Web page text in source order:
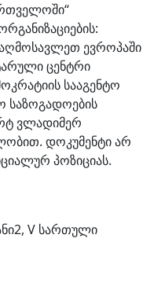
აღმოსავლეთ ევროპაში
ცენტრი
სააგენტო
საზოგადოების
ვლადიმერ
დოკუმენტი არ
პოზიციას.
V სართული